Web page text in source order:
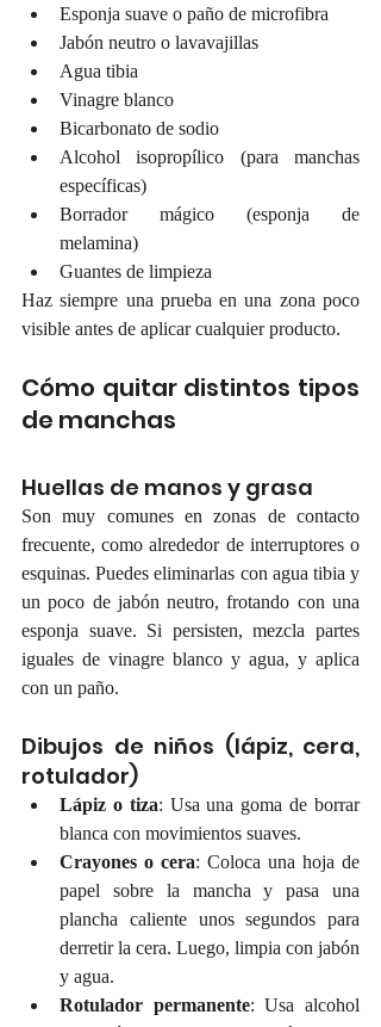
Esponja suave o paño de microfibra
Jabón neutro o lavavajillas
Agua tibia
Vinagre blanco
Bicarbonato de sodio
Alcohol isopropílico (para manchas
específicas)
Borrador mágico (esponja de
melamina)
Guantes de limpieza
Haz siempre una prueba en una zona poco
visible antes de aplicar cualquier producto.
Cómo quitar distintos tipos
de manchas
Huellas de manos y grasa
Son muy comunes en zonas de contacto
frecuente, como alrededor de interruptores o
esquinas. Puedes eliminarlas con agua tibia y
un poco de jabón neutro, frotando con una
esponja suave. Si persisten, mezcla partes
iguales de vinagre blanco y agua, y aplica
con un paño.
Dibujos de niños (lápiz, cera,
rotulador)
Lápiz o tiza: Usa una goma de borrar
blanca con movimientos suaves.
Crayones o cera: Coloca una hoja de
papel sobre la mancha y pasa una
plancha caliente unos segundos para
derretir la cera. Luego, limpia con jabón
y agua.
Rotulador permanente: Usa alcohol